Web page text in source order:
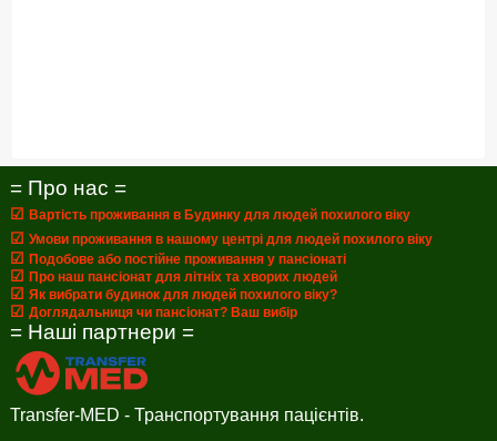
= Про нас =
☑ Вартість проживання в Будинку для людей похилого віку
☑ Умови проживання в нашому центрі для людей похилого віку
☑ Подобове або постійне проживання у пансіонаті
☑ Про наш пансіонат для літніх та хворих людей
☑ Як вибрати будинок для людей похилого віку?
☑ Доглядальниця чи пансіонат? Ваш вибір
= Наші партнери =
Transfer-MED - Транспортування пацієнтів.